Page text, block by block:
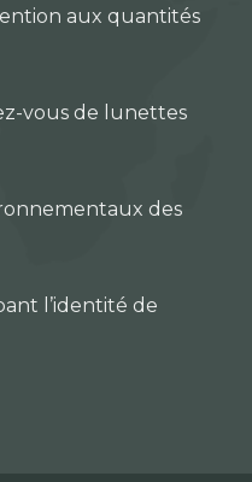
aux quantités
vous de lunettes
des
l’identité de